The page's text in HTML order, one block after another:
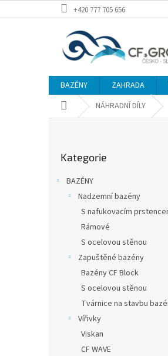
na
+420 777 705 656
BAZÉNY ZAHRADA
Domů NÁHRADNÍ DÍLY
kategorie
Kategorie
BAZÉNY
Nadzemní bazény
S nafukovacím
Rámové
S ocelovou stěnou
Zapuštěné bazény
Bazény CF Block
S ocelovou stěnou
Tvárnice na stavbu
Vířivky
Viskan
CF WAVE